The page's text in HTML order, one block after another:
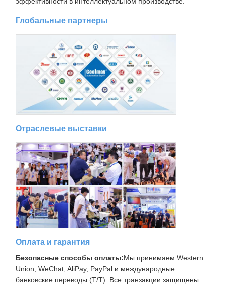
Глобальные партнеры
Отраслевые выставки
Оплата и гарантия
Безопасные способы оплаты:Мы принимаем Western
Union, WeChat, AliPay, PayPal и международные
банковские переводы (T/T). Все транзакции защищены